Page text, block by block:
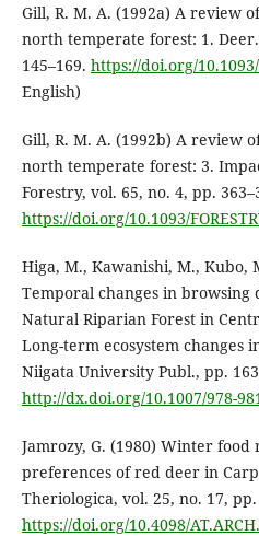
Gill, R. M. A. (1992a) A review
north temperate forest: 1.
145–169. https://doi.org/10.1093/
English)
Gill, R. M. A. (1992b) A review
north temperate forest: 3.
Forestry, vol. 65, no. 4, pp.
https://doi.org/10.1093/
Higa, M., Kawanishi, M., Kubo,
Temporal changes in browsing
Natural Riparian Forest in
Long-term ecosystem changes
Niigata University Publ., pp.
http://dx.doi.org/10.1007/978-
Jamrozy, G. (1980) Winter food
preferences of red deer in
Theriologica, vol. 25, no. 17, pp.
https://doi.org/10.4098/